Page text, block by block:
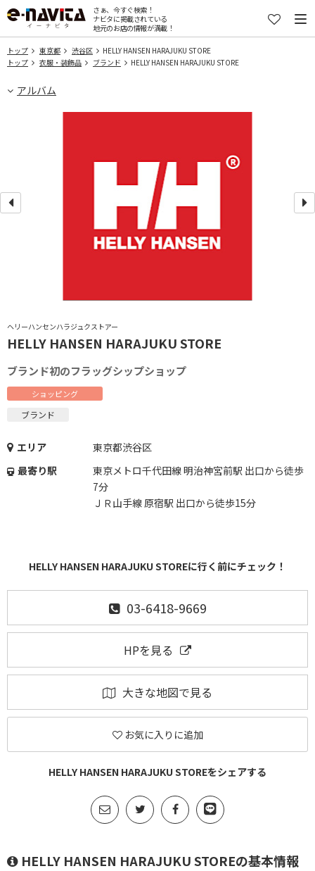
さぁ、今すぐ検索！
ナビタに掲載されている
地元のお店の情報が満載！
トップ 東京都 渋谷区
HELLY HANSEN HARAJUKU STORE
トップ
衣服・装飾品 ブランド HELLY HANSEN HARAJUKU STORE
アルバム
ヘリーハンセンハラジュクストアー
HELLY HANSEN HARAJUKU STORE
ブランド初のフラッグシップショップ
ショッピング
ブランド
エリア
東京都渋谷区
最寄り駅
東京メトロ千代田線 明治神宮前駅 出口から徒歩
7分
ＪＲ山手線 原宿駅 出口から徒歩15分
HELLY HANSEN HARAJUKU STOREに行く前にチェック！
03-6418-9669
HPを見る
大きな地図で見る
お気に入りに追加
HELLY HANSEN HARAJUKU STOREをシェアする
HELLY HANSEN HARAJUKU STOREの基本情報